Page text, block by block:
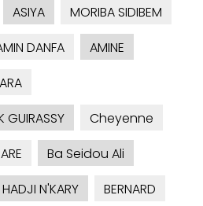
ASIYA
MORIBA SIDIBEM
DANFA
AMINE
GUIRASSY
Cheyenne
Ba Seidou Ali
HADJI N'KARY
BERNARD